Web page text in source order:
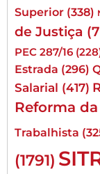
Superior (338)
de Justiça
PEC 287/16
Estrada (296)
Salarial (417)
Reforma
Trabalhista
(1791)